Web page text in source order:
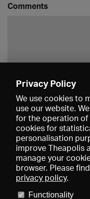
Comments
About us
Imprint
Privacy Policy
We use cookies to
use our website.
for the operation of
cookies for
personalisation
improve Theapolis
manage your
browser. Please
privacy policy.
Functionality